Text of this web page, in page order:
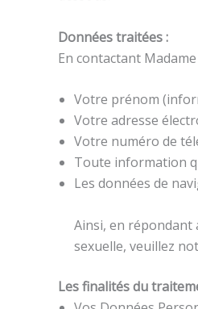
Données traitées :
En contactant
Votre prénom
Votre adresse
Votre numéro de
Toute information
Les données de
Ainsi, en répondant
sexuelle, veuillez
Les finalités du